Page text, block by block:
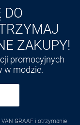
DO
ZAKUPY!
promocyjnych
w modzie.
GRAAF i otrzymanie